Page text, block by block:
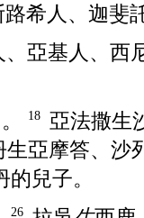
路希 人、 迦斐
亞基人、 西
。 18 亞法撒生
生亞摩答、 沙
的兒子。
26